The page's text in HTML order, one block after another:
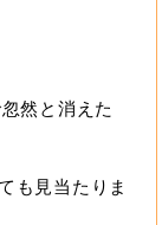
然と消えた
も見当たりま